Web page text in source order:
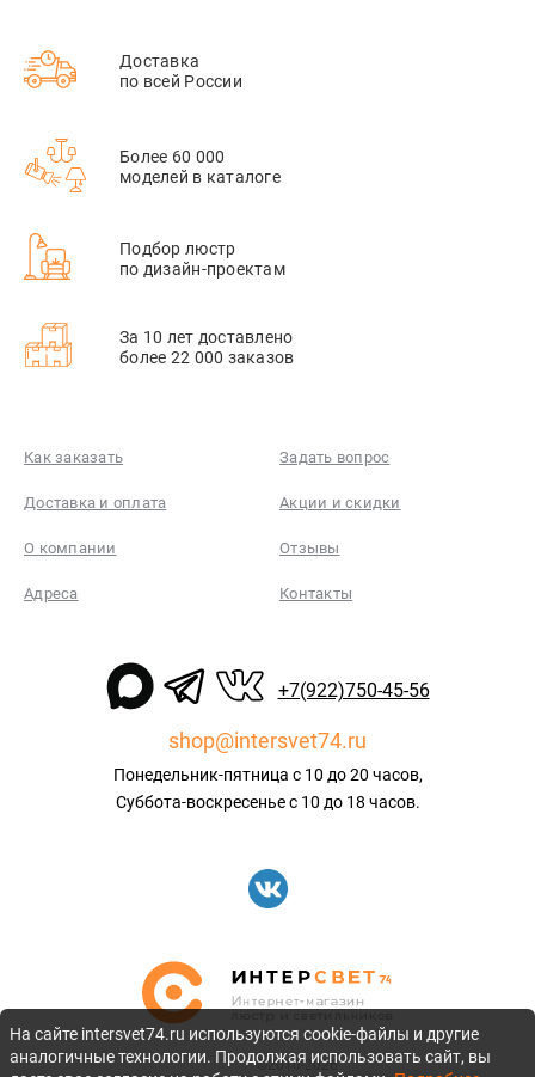
Доставка
по всей России
Более 60 000
моделей в каталоге
Подбор люстр
по дизайн-проектам
За 10 лет доставлено
более 22 000 заказов
Как заказать Задать вопрос
Доставка и оплата Акции и скидки
О компании Отзывы
Адреса Контакты
+7(922)750-45-56
shop@intersvet74.ru
Понедельник-пятница с 10 до 20 часов,
Суббота-воскресенье с 10 до 18 часов.
©2010-2026
На сайте intersvet74.ru используются cookie-файлы и другие
аналогичные технологии. Продолжая использовать сайт, вы